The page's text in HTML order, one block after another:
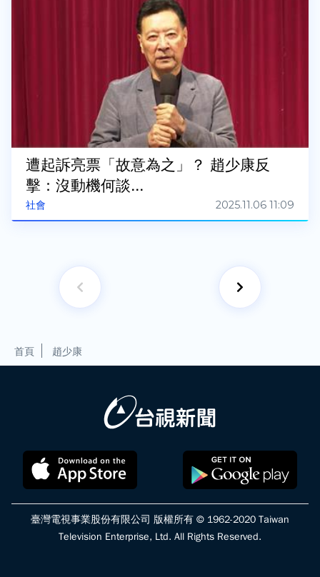
社會
遭起訴亮票「故意為之」？ 趙少康反
擊：沒動機何談...
2025.11.06 11:09
首頁 趙少康
臺灣電視事業股份有限公司 版權所有 © 1962-2020 Taiwan
Television Enterprise, Ltd. All Rights Reserved.